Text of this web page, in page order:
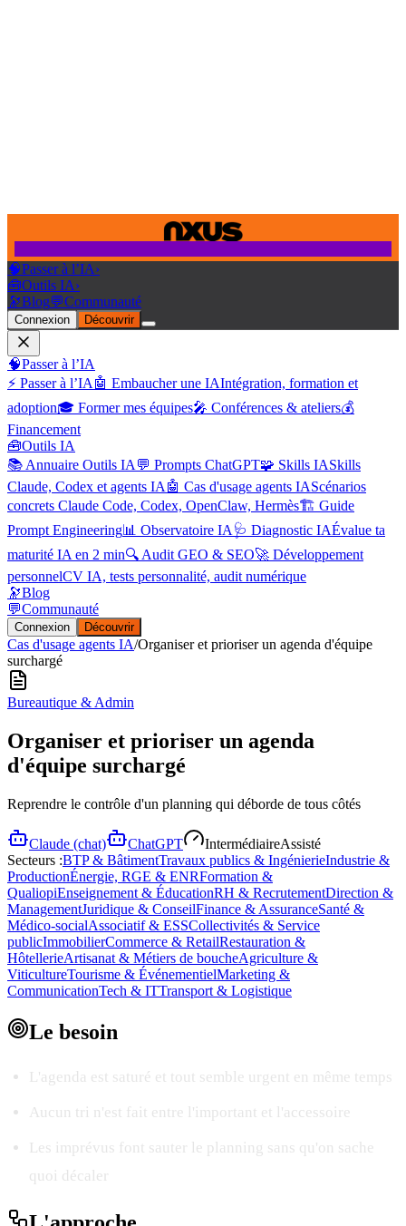
🧠Passer à l’IA›
🧰Outils IA›
🔭Blog💬Communauté
Connexion Découvrir
🧠Passer à l’IA
⚡ Passer à l’IA 🤖 Embaucher une IAIntégration, formation et
adoption🎓 Former mes équipes🎤 Conférences & ateliers💰
Financement
🧰Outils IA
📚 Annuaire Outils IA 💬 Prompts ChatGPT🧩 Skills IASkills
Claude, Codex et agents IA 🤖 Cas d'usage agents IAScénarios
concrets Claude Code, Codex, OpenClaw, Hermès🏗️ Guide
Prompt Engineering📊 Observatoire IA 🩺 Diagnostic IAÉvalue ta
maturité IA en 2 min🔍 Audit GEO & SEO🚀 Développement
personnelCV IA, tests personnalité, audit numérique
🔭Blog
💬Communauté
Connexion Découvrir
Cas d'usage agents IA/Organiser et prioriser un agenda d'équipe
surchargé
Bureautique & Admin
Organiser et prioriser un agenda
d'équipe surchargé
Reprendre le contrôle d'un planning qui déborde de tous côtés
Claude (chat) ChatGPT IntermédiaireAssisté
Secteurs :BTP & BâtimentTravaux publics & IngénierieIndustrie &
ProductionÉnergie, RGE & ENRFormation &
QualiopiEnseignement & ÉducationRH & RecrutementDirection &
ManagementJuridique & ConseilFinance & AssuranceSanté &
Médico-socialAssociatif & ESSCollectivités & Service
publicImmobilierCommerce & RetailRestauration &
HôtellerieArtisanat & Métiers de boucheAgriculture &
ViticultureTourisme & ÉvénementielMarketing &
CommunicationTech & ITTransport & Logistique
Le besoin
L'agenda est saturé et tout semble urgent en même temps
Aucun tri n'est fait entre l'important et l'accessoire
Les imprévus font sauter le planning sans qu'on sache
quoi décaler